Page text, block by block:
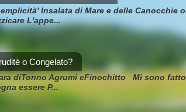
Insalata di Mare e delle Canocchie
L'appe...
o Congelato?
diTonno Agrumi eFinochitto Mi sono
essere P...